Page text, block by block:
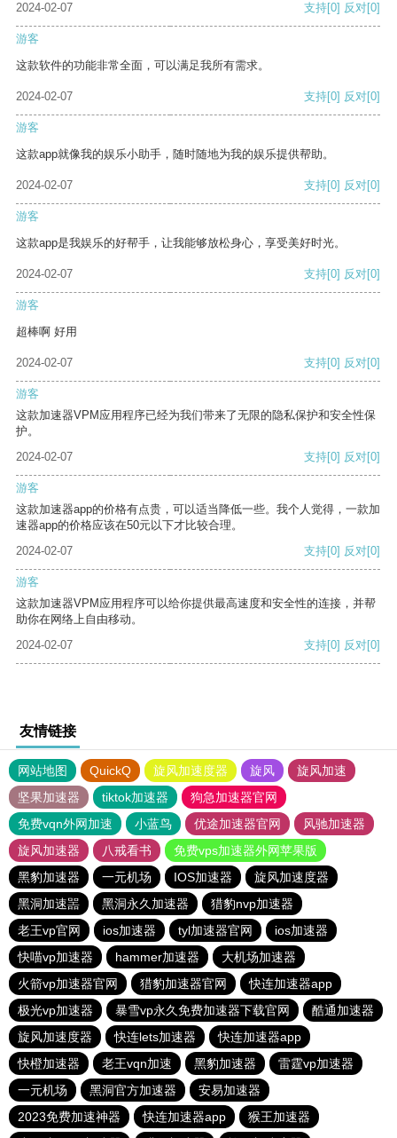
2024-02-07 支持[0] 反对[0]
游客
这款软件的功能非常全面，可以满足我所有需求。
2024-02-07 支持[0] 反对[0]
游客
这款app就像我的娱乐小助手，随时随地为我的娱乐提供帮助。
2024-02-07 支持[0] 反对[0]
游客
这款app是我娱乐的好帮手，让我能够放松身心，享受美好时光。
2024-02-07 支持[0] 反对[0]
游客
超棒啊 好用
2024-02-07 支持[0] 反对[0]
游客
这款加速器VPM应用程序已经为我们带来了无限的隐私保护和安全性保
护。
2024-02-07
支持[0] 反对[0]
游客
这款加速器app的价格有点贵，可以适当降低一些。我个人觉得，一款加
速器app的价格应该在50元以下才比较合理。
2024-02-07
支持[0] 反对[0]
游客
这款加速器VPM应用程序可以给你提供最高速度和安全性的连接，并帮
助你在网络上自由移动。
2024-02-07
支持[0] 反对[0]
友情链接
网站地图 QuickQ 旋风加速度器 旋风
旋风加速
坚果加速器
tiktok加速器
狗急加速器官网
免费vqn外网加速
小蓝鸟 优途加速器官网
风驰加速器
旋风加速器
八戒看书
免费vps加速器外网苹果版
黑豹加速器
一元机场 IOS加速器
旋风加速度器
黑洞加速噐
黑洞永久加速器
猎豹nvp加速器
老王vp官网
ios加速器 tyl加速器官网
ios加速器
快喵vp加速器
hammer加速器
大机场加速器
火箭vp加速器官网
猎豹加速器官网
快连加速器app
极光vp加速器
暴雪vp永久免费加速器下载官网
酷通加速器
旋风加速度器
快连lets加速器
快连加速器app
快橙加速器
老王vqn加速 黑豹加速器
雷霆vp加速器
一元机场
黑洞官方加速器
安易加速器
2023免费加速神器
快连加速器app
猴王加速器